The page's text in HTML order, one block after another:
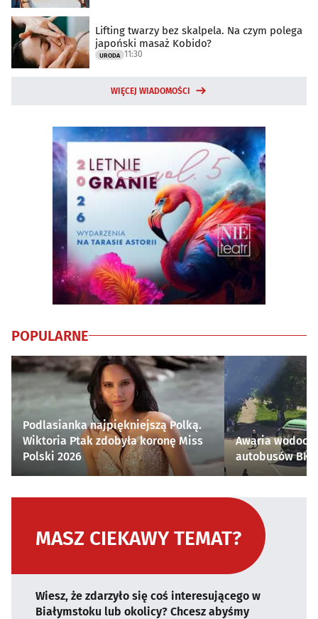
Lifting twarzy bez skalpela. Na czym polega
japoński masaż Kobido?
URODA 11:30
WIĘCEJ WIADOMOŚCI
POPULARNE
Podlasianka najpiękniejszą Polką.
Wiktoria Ptak zdobyła koronę Miss
Polski 2026
Awaria
autobusów
MASZ CIEKAWY TEMAT?
Wiesz, że zdarzyło się coś interesującego w
Białymstoku lub okolicy? Chcesz abyśmy